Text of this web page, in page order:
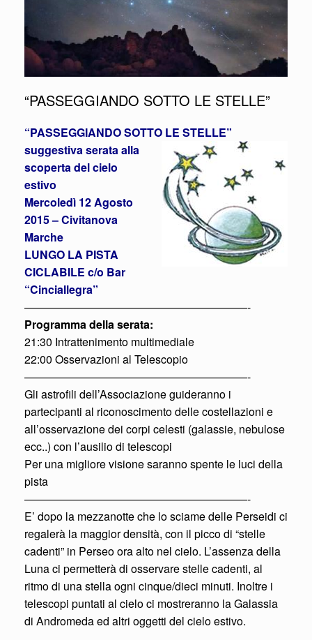
“PASSEGGIANDO SOTTO LE STELLE”
“PASSEGGIANDO SOTTO LE STELLE”
suggestiva serata alla
scoperta del cielo
estivo
Mercoledì 12 Agosto
2015 – Civitanova
Marche
LUNGO LA PISTA
CICLABILE c/o Bar
“Cinciallegra”
————————————————————-
Programma della serata:
21:30 Intrattenimento multimediale
22:00 Osservazioni al Telescopio
————————————————————-
Gli astrofili dell’Associazione guideranno i
partecipanti al riconoscimento delle costellazioni e
all’osservazione dei corpi celesti (galassie, nebulose
ecc..) con l’ausilio di telescopi
Per una migliore visione saranno spente le luci della
pista
————————————————————-
E’ dopo la mezzanotte che lo sciame delle Perseidi ci
regalerà la maggior densità, con il picco di “stelle
cadenti” in Perseo ora alto nel cielo. L’assenza della
Luna ci permetterà di osservare stelle cadenti, al
ritmo di una stella ogni cinque/dieci minuti. Inoltre i
telescopi puntati al cielo ci mostreranno la Galassia
di Andromeda ed altri oggetti del cielo estivo.